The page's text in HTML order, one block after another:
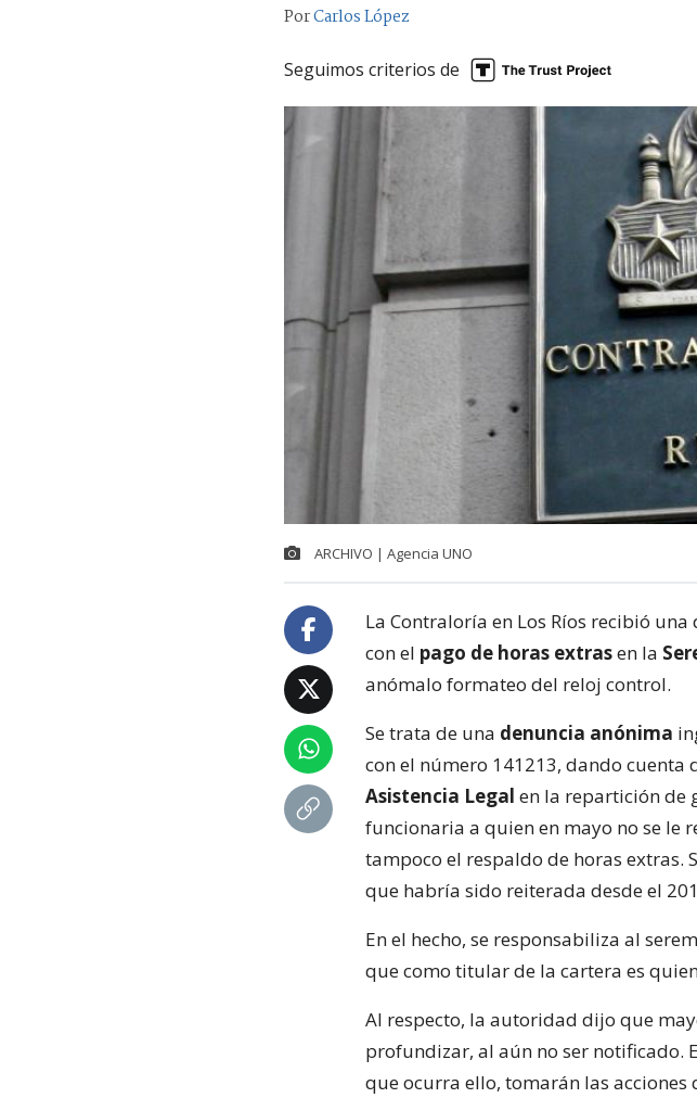
PorCarlos López
Seguimos criterios de
ARCHIVO | Agencia UNO
La Contraloría en Los Ríos recibió
con el pago de horas extrasen la
anómalo formateo del reloj control.
Se trata de una denuncia anónima
con el número 141213, dando cuenta
Asistencia Legal en la repartición de
funcionaria a quien en mayo no se le
tampoco el respaldo de horas
que habría sido reiterada desde el
En el hecho, se responsabiliza al
que como titular de la cartera es
Al respecto, la autoridad dijo que
profundizar, al aún no ser notificado.
que ocurra ello, tomarán las acciones